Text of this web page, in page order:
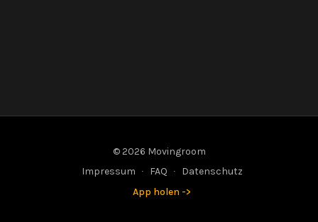
© 2026 Movingroom
Impressum ∙ FAQ ∙ Datenschutz
App holen ->